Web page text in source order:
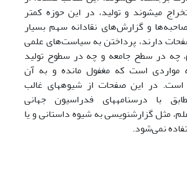
میشوند و تولید، در این حوزه کمتر
و گزارش‌های نقادانه سهم بسیار
دارند، پرداختن به سیاست‌های علمی
چه در سطح جامعه و چه در سطوح تولید
مواردی است که مغفول مانده و به آن
است. در این صفحات از شیوههای غالب
با درسنامههای فدراسیون جهانی
مثل گزارشنویسی به شیوه داستانی و یا
نمی‌شود.